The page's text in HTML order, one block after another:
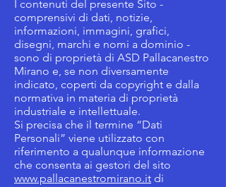
I contenuti del presente Sito -
comprensivi di dati, notizie,
informazioni, immagini, grafici,
disegni, marchi e nomi a dominio -
sono di proprietà di ASD Pallacanestro
Mirano e, se non diversamente
indicato, coperti da copyright e dalla
normativa in materia di proprietà
industriale e intellettuale.
Si precisa che il termine “Dati
Personali” viene utilizzato con
riferimento a qualunque informazione
che consenta ai gestori del sito
www.pallacanestromirano.it di